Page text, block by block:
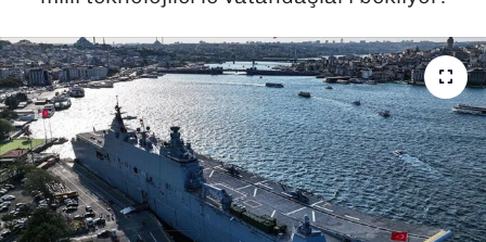
SAĞLIK
SPOR
TEKNOLOJİ
YAŞAM